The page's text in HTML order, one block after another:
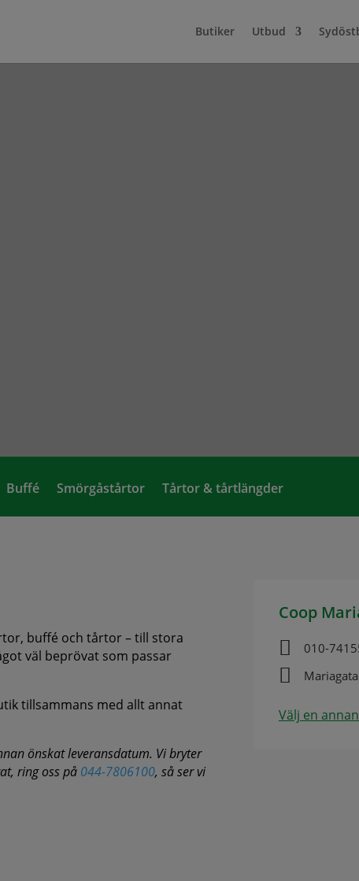
Butiker Utbud
Buffé Smörgåstårtor Tårtor & tårtlängder
buffé och tårtor – till stora
väl beprövat som passar
tillsammans med allt annat
önskat leveransdatum. Vi bryter
ring oss på 044-7806100, så ser vi
Coop
 010-

Välj en